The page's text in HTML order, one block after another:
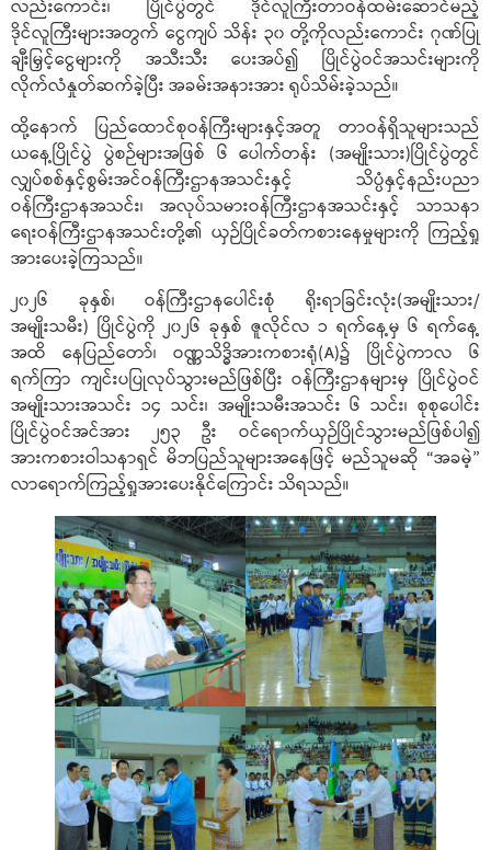
လည်းကောင်း၊ ပြိုင်ပွဲတွင် ဒိုင်လူကြီးတာဝန်ထမ်းဆောင်မည့်
ဒိုင်လူကြီးများအတွက် ငွေကျပ် သိန်း ၃၀ တို့ကိုလည်းကောင်း ဂုဏ်ပြု
ချီးမြှင့်ငွေများကို အသီးသီး ပေးအပ်၍ ပြိုင်ပွဲဝင်အသင်းများကို
လိုက်လံနှုတ်ဆက်ခဲ့ပြီး အခမ်းအနားအား ရုပ်သိမ်းခဲ့သည်။
ထို့နောက် ပြည်ထောင်စုဝန်ကြီးများနှင့်အတူ တာဝန်ရှိသူများသည်
ယနေ့ပြိုင်ပွဲ ပွဲစဉ်များအဖြစ် ၆ ပေါက်တန်း (အမျိုးသား)ပြိုင်ပွဲတွင်
လျှပ်စစ်နှင့်စွမ်းအင်ဝန်ကြီးဌာနအသင်းနှင့် သိပ္ပံနှင့်နည်းပညာ
ဝန်ကြီးဌာနအသင်း၊ အလုပ်သမားဝန်ကြီးဌာနအသင်းနှင့် သာသနာ
ရေးဝန်ကြီးဌာနအသင်းတို့၏ ယှဉ်ပြိုင်ခတ်ကစားနေမှုများကို ကြည့်ရှု
အားပေးခဲ့ကြသည်။
၂၀၂၆ ခုနှစ်၊ ဝန်ကြီးဌာနပေါင်းစုံ ရိုးရာခြင်းလုံး(အမျိုးသား/
အမျိုးသမီး) ပြိုင်ပွဲကို ၂၀၂၆ ခုနှစ် ဇူလိုင်လ ၁ ရက်နေ့မှ ၆ ရက်နေ့
အထိ နေပြည်တော်၊ ဝဏ္ဏသိဒ္ဓိအားကစားရုံ(A)၌ ပြိုင်ပွဲကာလ ၆
ရက်ကြာ ကျင်းပပြုလုပ်သွားမည်ဖြစ်ပြီး ဝန်ကြီးဌာနများမှ ပြိုင်ပွဲဝင်
အမျိုးသားအသင်း ၁၄ သင်း၊ အမျိုးသမီးအသင်း ၆ သင်း၊ စုစုပေါင်း
ပြိုင်ပွဲဝင်အင်အား ၂၅၃ ဦး ဝင်ရောက်ယှဉ်ပြိုင်သွားမည်ဖြစ်ပါ၍
အားကစားဝါသနာရှင် မိဘပြည်သူများအနေဖြင့် မည်သူမဆို “အခမဲ့”
လာရောက်ကြည့်ရှုအားပေးနိုင်ကြောင်း သိရသည်။